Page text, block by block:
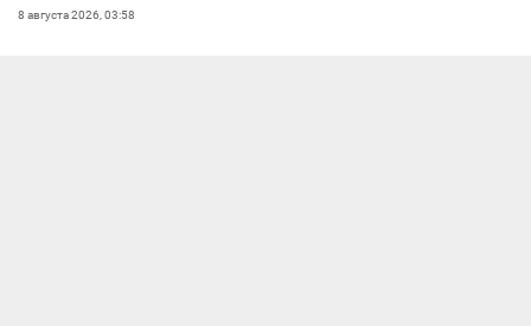
8 августа 2026, 03:58